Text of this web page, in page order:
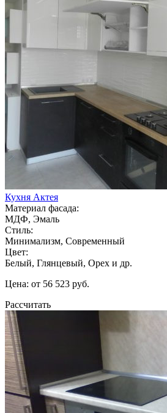
Кухня Актея
Материал фасада:
МДФ, Эмаль
Стиль:
Минимализм, Современный
Цвет:
Белый, Глянцевый, Орех и др.
Цена: от 56 523 руб.
Рассчитать